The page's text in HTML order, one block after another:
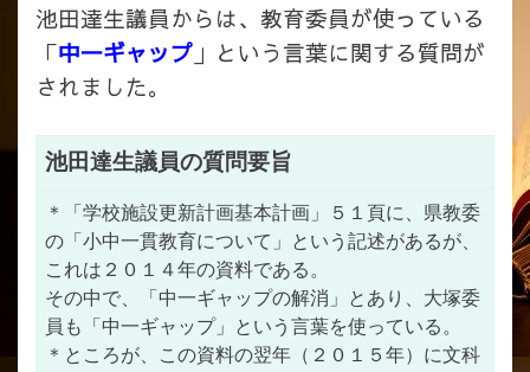
池田達生議員からは、教育委員が使っている
「中一ギャップ 」という言葉に関する質問が
されました。
池田達生議員の質問要旨
＊「学校施設更新計画基本計画」５１頁に、県教委
の「小中一貫教育について」という記述があるが、
これは２０１４年の資料である。
その中で、「中一ギャップの解消」とあり、大塚委
員も「中一ギャップ」という言葉を使っている。
＊ところが、この資料の翌年（２０１５年）に文科